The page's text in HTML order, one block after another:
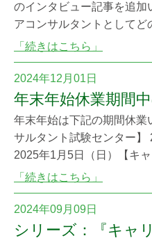
のインタビュー記事を追加
アコンサルタントとして
るのか、また、そこにま
「続きはこちら」
2024年12月01日
年末年始休業期間
年末年始は下記の期間休業
サルタント試験センター】
2025年1月5日（日）【キ
会】 2024年12月27日（
できませんので、なるべく
さい。 キャリアコンサル
「続きはこちら」
2024年09月09日
シリーズ：『キャ